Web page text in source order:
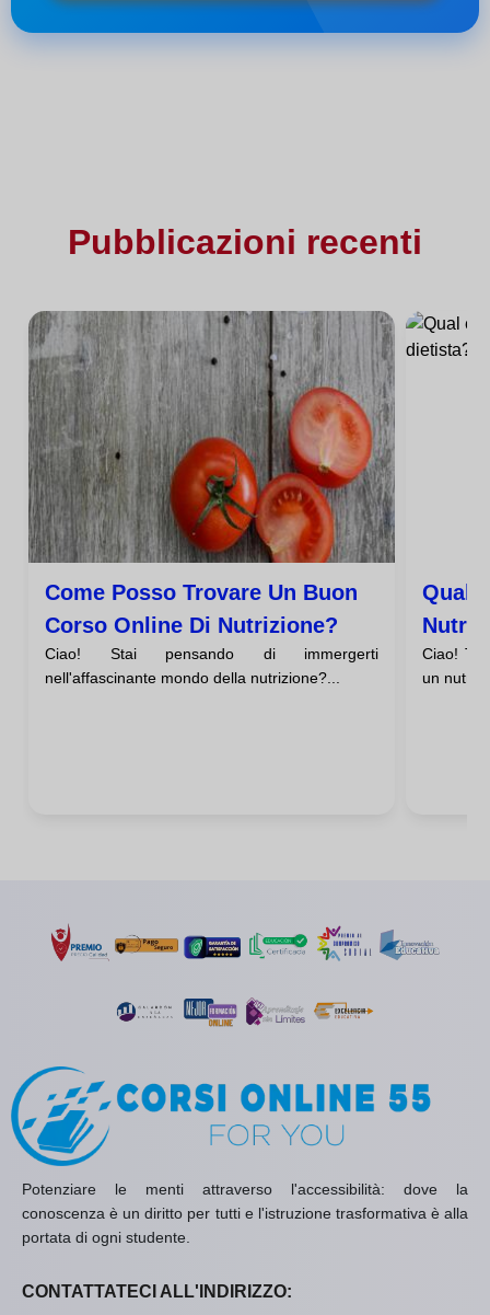
Pubblicazioni recenti
Come Posso Trovare Un Buon
Corso Online Di Nutrizione?
Ciao! Stai pensando di immergerti
nell'affascinante mondo della nutrizione?...
Qual
Ciao! Ti
un
Potenziare le menti attraverso l'accessibilità: dove la
conoscenza è un diritto per tutti e l'istruzione trasformativa è alla
portata di ogni studente.
CONTATTATECI ALL'INDIRIZZO: